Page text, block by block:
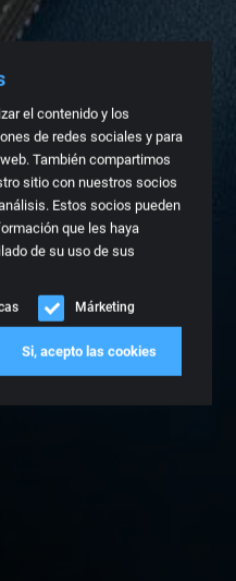
el contenido y los
de redes sociales y para
También compartimos
sitio con nuestros socios
Estos socios pueden
que les haya
de su uso de sus
Márketing
Si, acepto las cookies